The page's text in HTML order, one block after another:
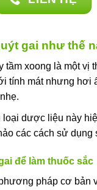
có
thể
được
chọn
trang
sản
phẩm
gai như thế
tầm xoong là một vị
tính mát nhưng hơi
dược liệu này
các cách sử dụng
để làm thuốc sắc
pháp cơ bản